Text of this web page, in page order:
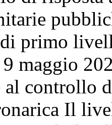
primo
maggio
al controllo
Il